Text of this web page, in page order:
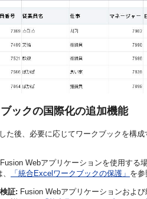
ックの国際化の追加機能
た後、必要に応じてワークブックを構
Fusion Webアプリケーションを使用する
「統合Excelワークブックの保護」 を
証: Fusion Webアプリケーションおよ